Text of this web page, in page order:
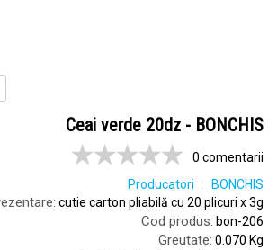
Ceai verde 20dz - BONCHIS
0 comentarii
Producatori
BONCHIS
cutie carton pliabilă cu 20 plicuri x 3g
Cod produs: bon-206
Greutate: 0.070 Kg